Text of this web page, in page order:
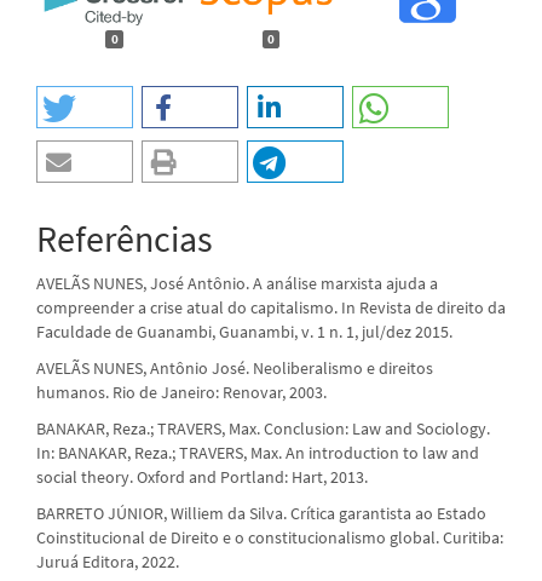
0 0
Referências
AVELÃS NUNES, José Antônio. A análise marxista ajuda a
compreender a crise atual do capitalismo. In Revista de direito da
Faculdade de Guanambi, Guanambi, v. 1 n. 1, jul/dez 2015.
AVELÃS NUNES, Antônio José. Neoliberalismo e direitos
humanos. Rio de Janeiro: Renovar, 2003.
BANAKAR, Reza.; TRAVERS, Max. Conclusion: Law and Sociology.
In: BANAKAR, Reza.; TRAVERS, Max. An introduction to law and
social theory. Oxford and Portland: Hart, 2013.
BARRETO JÚNIOR, Williem da Silva. Crítica garantista ao Estado
Coinstitucional de Direito e o constitucionalismo global. Curitiba:
Juruá Editora, 2022.